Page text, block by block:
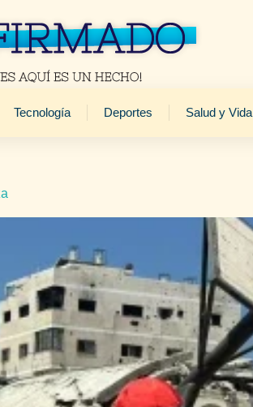
Tecnología Deportes Salud y Vida